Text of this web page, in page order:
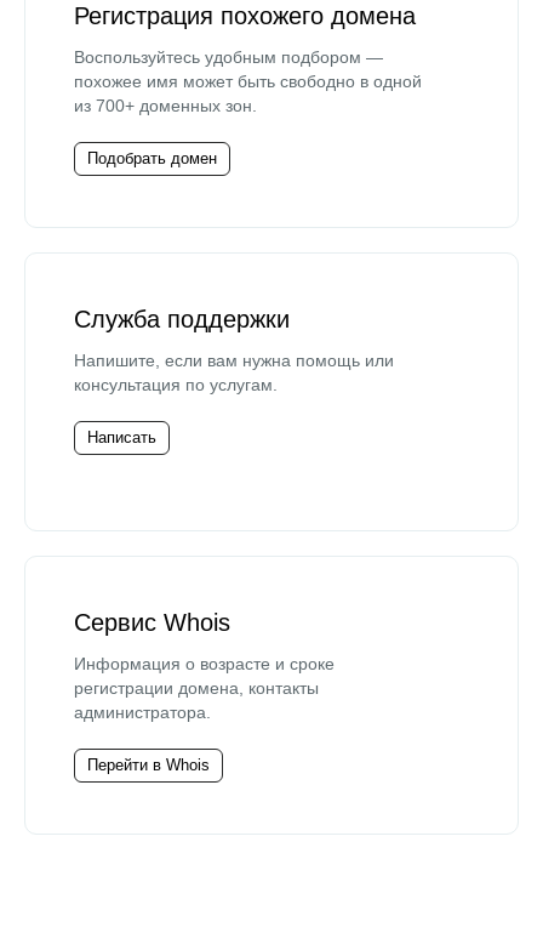
Регистрация похожего домена
Воспользуйтесь удобным подбором —
похожее имя может быть свободно в одной
из 700+ доменных зон.
Подобрать домен
Служба поддержки
Напишите, если вам нужна помощь или
консультация по услугам.
Написать
Сервис Whois
Информация о возрасте и сроке
регистрации домена, контакты
администратора.
Перейти в Whois